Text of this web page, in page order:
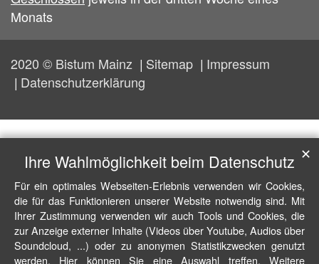
Monats
2020 © Bistum Mainz Sitemap
Impressum
Datenschutzerklärung
Ihre Wahlmöglichkeit beim Datenschutz
Für ein optimales Webseiten-Erlebnis verwenden wir Cookies,
die für das Funktionieren unserer Website notwendig sind. Mit
Ihrer Zustimmung verwenden wir auch Tools und Cookies, die
zur Anzeige externer Inhalte (Videos über Youtube, Audios über
Soundcloud, ...) oder zu anonymen Statistikzwecken genutzt
werden. Hier können Sie eine Auswahl treffen. Weitere
✕